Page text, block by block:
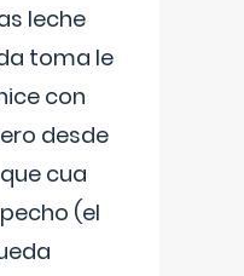
leche
toma le
con
desde
cua
(el